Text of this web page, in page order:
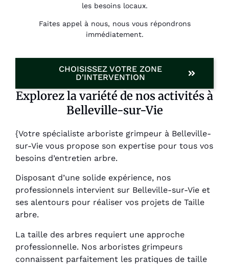
les besoins locaux.
Faites appel à nous, nous vous répondrons
immédiatement.
CHOISISSEZ VOTRE ZONE
D'INTERVENTION
Explorez la variété de nos activités à
Belleville-sur-Vie
{Votre spécialiste arboriste grimpeur à Belleville-
sur-Vie vous propose son expertise pour tous vos
besoins d’entretien arbre.
Disposant d’une solide expérience, nos
professionnels intervient sur Belleville-sur-Vie et
ses alentours pour réaliser vos projets de Taille
arbre.
La taille des arbres requiert une approche
professionnelle. Nos arboristes grimpeurs
connaissent parfaitement les pratiques de taille